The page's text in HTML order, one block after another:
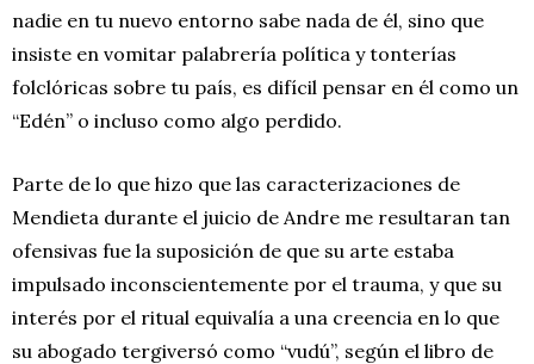
nadie en tu nuevo entorno sabe nada de él, sino que
insiste en vomitar palabrería política y tonterías
folclóricas sobre tu país, es difícil pensar en él como un
“Edén” o incluso como algo perdido.
Parte de lo que hizo que las caracterizaciones de
Mendieta durante el juicio de Andre me resultaran tan
ofensivas fue la suposición de que su arte estaba
impulsado inconscientemente por el trauma, y que su
interés por el ritual equivalía a una creencia en lo que
su abogado tergiversó como “vudú”, según el libro de